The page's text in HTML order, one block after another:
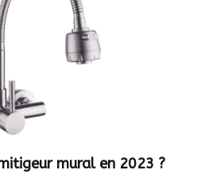
mural en 2023 ?